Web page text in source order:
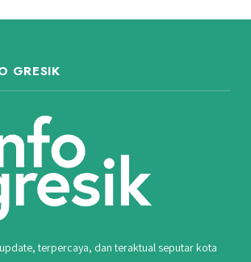
GRESIK
terpercaya, dan teraktual seputar kota